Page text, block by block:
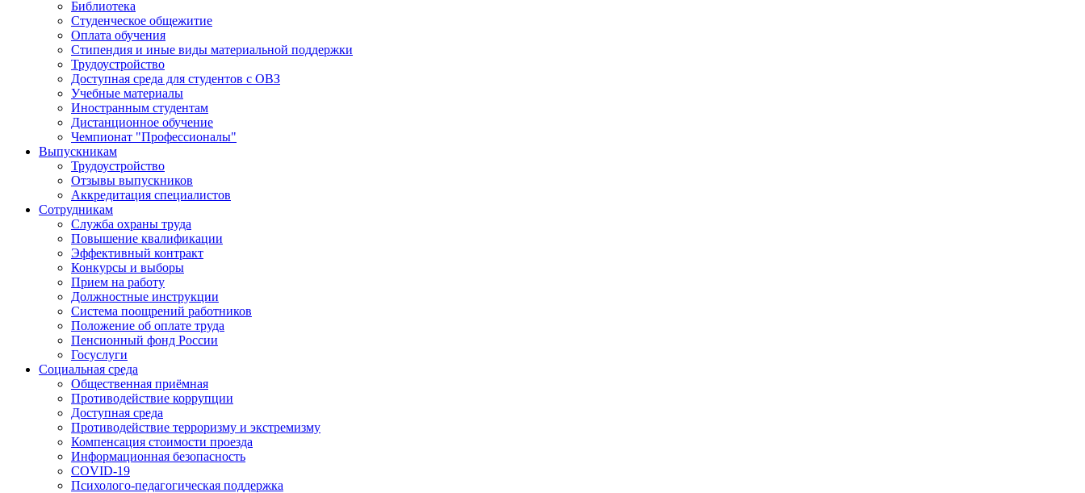
Библиотека
Студенческое общежитие
Оплата обучения
Стипендия и иные виды материальной поддержки
Трудоустройство
Доступная среда для студентов с ОВЗ
Учебные материалы
Иностранным студентам
Дистанционное обучение
Чемпионат "Профессионалы"
Выпускникам
Трудоустройство
Отзывы выпускников
Аккредитация специалистов
Сотрудникам
Служба охраны труда
Повышение квалификации
Эффективный контракт
Конкурсы и выборы
Прием на работу
Должностные инструкции
Система поощрений работников
Положение об оплате труда
Пенсионный фонд России
Госуслуги
Социальная среда
Общественная приёмная
Противодействие коррупции
Доступная среда
Противодействие терроризму и экстремизму
Компенсация стоимости проезда
Информационная безопасность
COVID-19
Психолого-педагогическая поддержка